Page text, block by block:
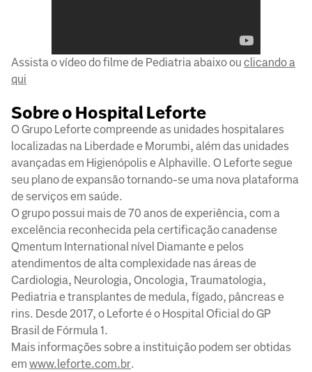
Assista o vídeo do filme de Pediatria abaixo ou clicando a
qui
Sobre o Hospital Leforte
O Grupo Leforte compreende as unidades hospitalares
localizadas na Liberdade e Morumbi, além das unidades
avançadas em Higienópolis e Alphaville. O Leforte segue
seu plano de expansão tornando-se uma nova plataforma
de serviços em saúde.
O grupo possui mais de 70 anos de experiência, com a
excelência reconhecida pela certificação canadense
Qmentum International nível Diamante e pelos
atendimentos de alta complexidade nas áreas de
Cardiologia, Neurologia, Oncologia, Traumatologia,
Pediatria e transplantes de medula, fígado, pâncreas e
rins. Desde 2017, o Leforte é o Hospital Oficial do GP
Brasil de Fórmula 1.
Mais informações sobre a instituição podem ser obtidas
em www.leforte.com.br.